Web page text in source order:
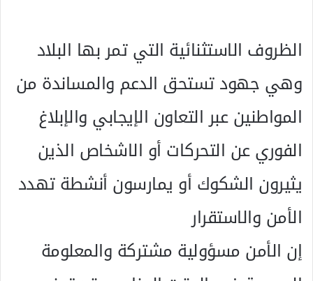
الظروف الاستثنائية التي تمر بها البلاد
وهي جهود تستحق الدعم والمساندة من
المواطنين عبر التعاون الإيجابي والإبلاغ
الفوري عن التحركات أو الاشخاص الذين
يثيرون الشكوك أو يمارسون أنشطة تهدد
الأمن والاستقرار
إن الأمن مسؤولية مشتركة والمعلومة